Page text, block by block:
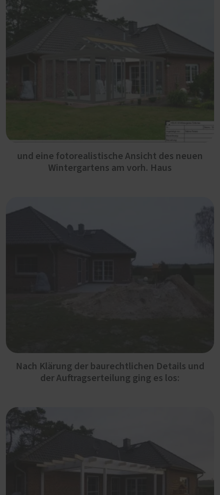
und eine fotorealistische Ansicht des neuen
Wintergartens am vorh. Haus
Nach Klärung der baurechtlichen Details und
der Auftragserteilung ging es los: